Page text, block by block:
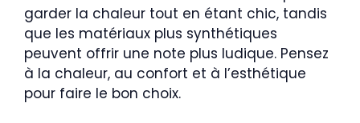
garder la chaleur tout en étant chic, tandis
que les matériaux plus synthétiques
peuvent offrir une note plus ludique. Pensez
à la chaleur, au confort et à l’esthétique
pour faire le bon choix.